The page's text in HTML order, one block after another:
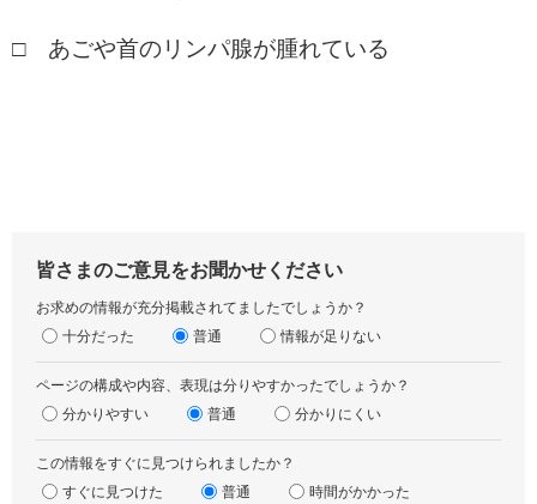
□ あごや首のリンパ腺が腫れている
皆さまのご意見をお聞かせください
お求めの情報が充分掲載されてましたでしょうか？
十分だった
普通 情報が足りない
ページの構成や内容、表現は分りやすかったでしょうか？
分かりやすい
普通 分かりにくい
この情報をすぐに見つけられましたか？
すぐに見つけた
普通 時間がかかった